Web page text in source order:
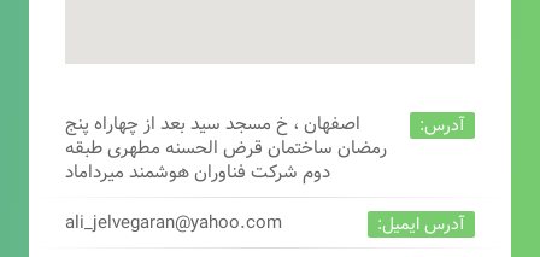
آدرس:
اصفهان ، خ مسجد سید بعد از چهاراه پنج
رمضان ساختمان قرض الحسنه مطهری طبقه
دوم شرکت فناوران هوشمند میرداماد
آدرس ایمیل: ali_jelvegaran@yahoo.com